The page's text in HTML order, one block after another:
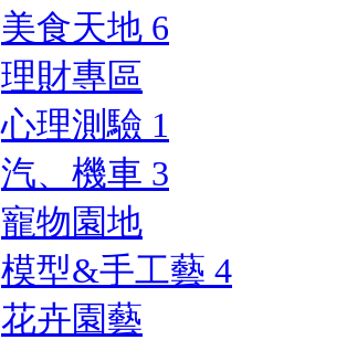
美食天地 6
理財專區
心理測驗 1
汽、機車 3
寵物園地
模型&手工藝 4
花卉園藝